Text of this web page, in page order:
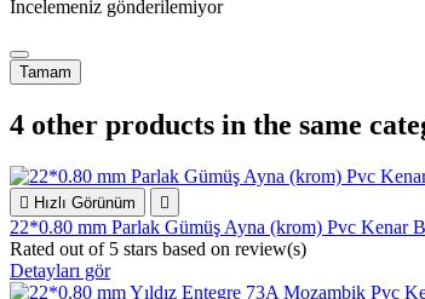
İncelemeniz gönderilemiyor
Tamam
4 other products in the same
 Hızlı Görünüm 
22*0.80 mm Parlak Gümüş Ayna (krom) Pvc Kenar
Rated out of 5 stars based on review(s)
Detayları gör